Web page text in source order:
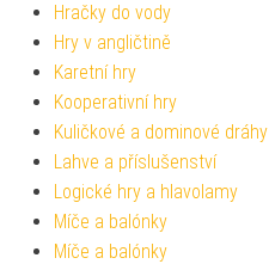
Hračky do vody
Hry v angličtině
Karetní hry
Kooperativní hry
Kuličkové a dominové dráhy
Lahve a příslušenství
Logické hry a hlavolamy
Míče a balónky
Míče a balónky